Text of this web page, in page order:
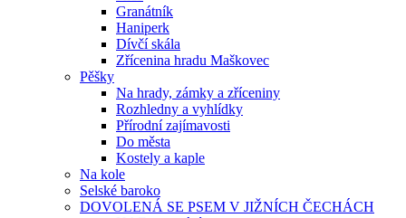
Granátník
Haniperk
Dívčí skála
Zřícenina hradu Maškovec
Pěšky
Na hrady, zámky a zříceniny
Rozhledny a vyhlídky
Přírodní zajímavosti
Do města
Kostely a kaple
Na kole
Selské baroko
DOVOLENÁ SE PSEM V JIŽNÍCH ČECHÁCH